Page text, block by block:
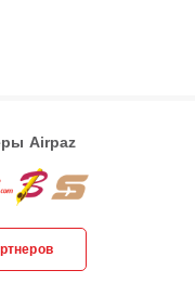
Airpaz